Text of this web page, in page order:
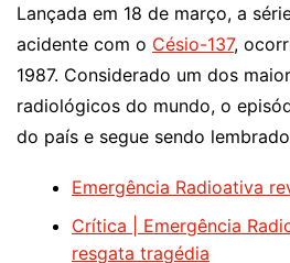
Lançada em 18 de março, a
acidente com o Césio-137,
1987. Considerado um dos
radiológicos do mundo, o
do país e segue sendo
Emergência Radioativa
Crítica | Emergência
resgata tragédia